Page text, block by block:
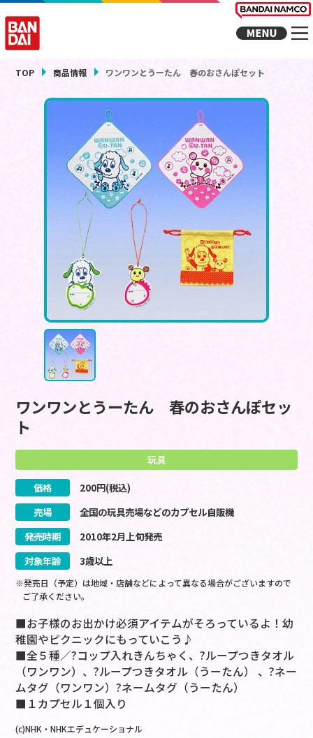
TOP 商品情報 ワンワンとうーたん 春のおさんぽセット
ワンワンとうーたん 春のおさんぽセッ
ト
玩具
価格 200円(税込)
売場
全国の玩具売場などのカプセル自販機
発売時期
2010年2月上旬発売
対象年齢
3歳以上
※発売日（予定）は地域・店舗などによって異なる場合がございますので
ご了承ください。
■お子様のお出かけ必須アイテムがそろっているよ！幼
稚園やピクニックにもっていこう♪
■全５種／?コップ入れきんちゃく、?ループつきタオル
（ワンワン）、?ループつきタオル（うーたん） 、?ネー
ムタグ（ワンワン）?ネームタグ（うーたん）
■１カプセル１個入り
(c)NHK・NHKエデュケーショナル